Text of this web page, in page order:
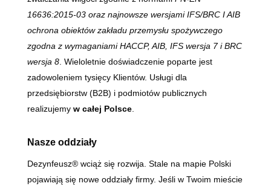
16636:2015-03 oraz najnowsze wersjami IFS/BRC I AIB
ochrona obiektów zakładu przemysłu spożywczego
zgodna z wymaganiami HACCP, AIB, IFS wersja 7 i BRC
wersja 8. Wieloletnie doświadczenie poparte jest
zadowoleniem tysięcy Klientów. Usługi dla
przedsiębiorstw (B2B) i podmiotów publicznych
realizujemy w całej Polsce.
Nasze oddziały
Dezynfeusz® wciąż się rozwija. Stale na mapie Polski
pojawiają się nowe oddziały firmy. Jeśli w Twoim mieście